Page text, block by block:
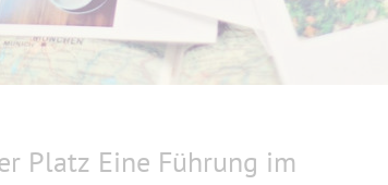
Platz Eine Führung im